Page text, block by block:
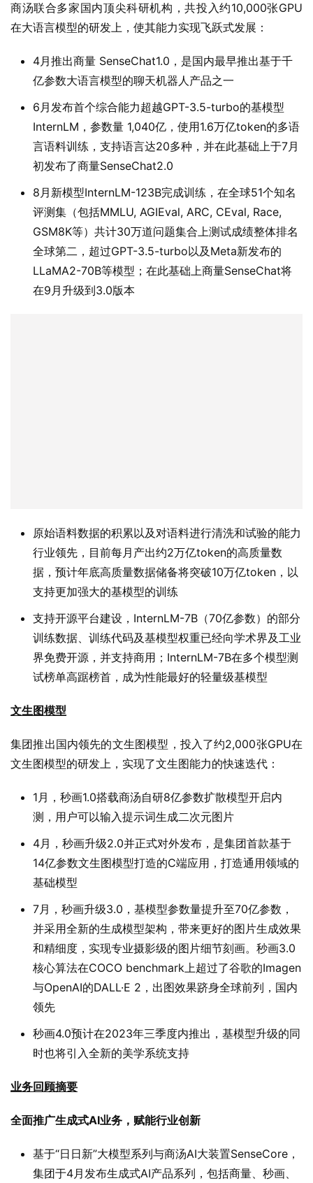
商汤联合多家国内顶尖科研机构，共投入约10,000张GPU
在大语言模型的研发上，使其能力实现飞跃式发展：
4月推出商量 SenseChat1.0，是国内最早推出基于千
亿参数大语言模型的聊天机器人产品之一
6月发布首个综合能力超越GPT-3.5-turbo的基模型
InternLM，参数量 1,040亿，使用1.6万亿token的多语
言语料训练，支持语言达20多种，并在此基础上于7月
初发布了商量SenseChat2.0
8月新模型InternLM-123B完成训练，在全球51个知名
评测集（包括MMLU, AGIEval, ARC, CEval, Race,
GSM8K等）共计30万道问题集合上测试成绩整体排名
全球第二，超过GPT-3.5-turbo以及Meta新发布的
LLaMA2-70B等模型；在此基础上商量SenseChat将
在9月升级到3.0版本
原始语料数据的积累以及对语料进行清洗和试验的能力
行业领先，目前每月产出约2万亿token的高质量数
据，预计年底高质量数据储备将突破10万亿token，以
支持更加强大的基模型的训练
支持开源平台建设，InternLM-7B（70亿参数）的部分
训练数据、训练代码及基模型权重已经向学术界及工业
界免费开源，并支持商用；InternLM-7B在多个模型测
试榜单高踞榜首，成为性能最好的轻量级基模型
文生图模型
集团推出国内领先的文生图模型，投入了约2,000张GPU在
文生图模型的研发上，实现了文生图能力的快速迭代：
1月，秒画1.0搭载商汤自研8亿参数扩散模型开启内
测，用户可以输入提示词生成二次元图片
4月，秒画升级2.0并正式对外发布，是集团首款基于
14亿参数文生图模型打造的C端应用，打造通用领域的
基础模型
7月，秒画升级3.0，基模型参数量提升至70亿参数，
并采用全新的生成模型架构，带来更好的图片生成效果
和精细度，实现专业摄影级的图片细节刻画。秒画3.0
核心算法在COCO benchmark上超过了谷歌的Imagen
与OpenAI的DALL·E 2，出图效果跻身全球前列，国内
领先
秒画4.0预计在2023年三季度内推出，基模型升级的同
时也将引入全新的美学系统支持
业务回顾摘要
全面推广生成式AI业务，赋能行业创新
基于“日日新”大模型系列与商汤AI大装置SenseCore，
集团于4月发布生成式AI产品系列，包括商量、秒画、